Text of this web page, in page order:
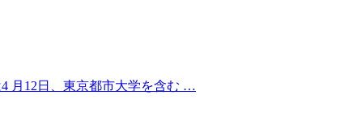
月12日、東京都市大学を含む …